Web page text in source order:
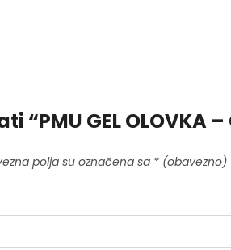
GEL OLOVKA –
polja su označena sa * (obavezno)